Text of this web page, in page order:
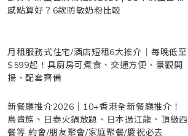
感點算好？6款防敏奶粉比較
月租服務式住宅/酒店短租6大推介｜每晚低至
$599起！具廚房可煮食、交通方便、景觀開
揚、配套齊備
新餐廳推介2026｜10+香港全新餐廳推介！
鳥貴族、日泰火鍋放題、日本過江龍、頂級西
餐等 約會/朋友聚會/家庭聚餐/慶祝必去